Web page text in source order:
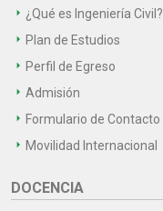
¿Qué es Ingeniería Civil?
Plan de Estudios
Perfil de Egreso
Admisión
Formulario de Contacto
Movilidad Internacional
DOCENCIA